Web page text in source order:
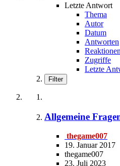
Letzte Antwort
Thema
Autor
Datum
Antworten
Reaktionen
Zugriffe
Letzte
Filter
Allgemeine
thegame007
19. Januar 2017
thegame007
23. Juli 2023